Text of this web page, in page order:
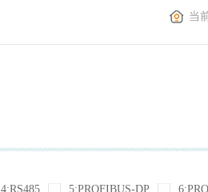
当
4:RS485 5:PROFIBUS-DP